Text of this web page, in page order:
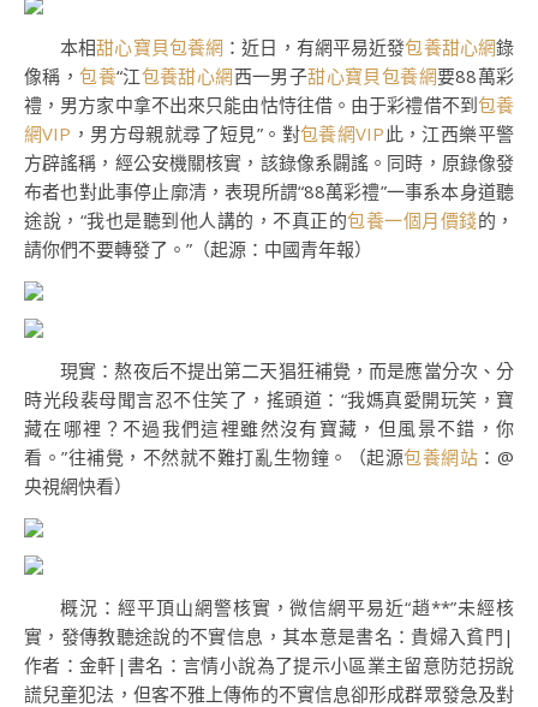
本相甜心寶貝包養網 ：近日，有網平易近發包養甜心網錄
像稱，包養“江包養甜心網西一男子甜心寶貝包養網要88萬彩
禮，男方家中拿不出來只能由怙恃往借。由于彩禮借不到包養
網VIP ，男方母親就尋了短見”。對包養網VIP此，江西樂平警
方辟謠稱，經公安機關核實，該錄像系闢謠。同時，原錄像發
布者也對此事停止廓清，表現所謂“88萬彩禮”一事系本身道聽
途說，“我也是聽到他人講的，不真正的包養一個月價錢的，
請你們不要轉發了。”（起源：中國青年報）
現實：熬夜后不提出第二天猖狂補覺，而是應當分次、分
時光段裴母聞言忍不住笑了，搖頭道：“我媽真愛開玩笑，寶
藏在哪裡？不過我們這裡雖然沒有寶藏，但風景不錯，你
看。”往補覺，不然就不難打亂生物鐘。（起源包養網站 ：@
央視網快看）
概況：經平頂山網警核實，微信網平易近“趙**”未經核
實，發傳教聽途說的不實信息，其本意是書名：貴婦入貧門|
作者：金軒|書名：言情小說為了提示小區業主留意防范拐說
謊兒童犯法，但客不雅上傳佈的不實信息卻形成群眾發急及對